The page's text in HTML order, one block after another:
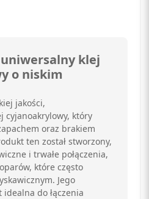
uniwersalny klej
o niskim
jakości,
cyjanoakrylowy, który
oraz brakiem
ten został stworzony,
i trwałe połączenia,
które często
Jego
do łączenia